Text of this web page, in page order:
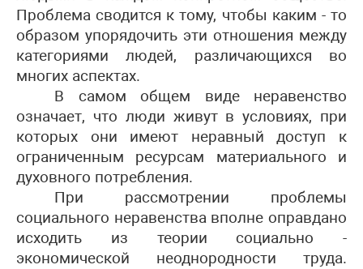
Проблема сводится к тому, чтобы каким - то
образом упорядочить эти отношения между
категориями людей, различающихся во
многих аспектах.
В самом общем виде неравенство
означает, что люди живут в условиях, при
которых они имеют неравный доступ к
ограниченным ресурсам материального и
духовного потребления.
При рассмотрении проблемы
социального неравенства вполне оправдано
исходить из теории социально -
экономической неоднородности труда.